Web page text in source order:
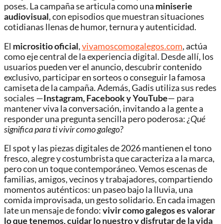
poses. La campaña se articula como una miniserie
audiovisual, con episodios que muestran situaciones
cotidianas llenas de humor, ternura y autenticidad.
El micrositio oficial,vivamoscomogalegos.com, actúa
como eje central de la experiencia digital. Desde allí, los
usuarios pueden ver el anuncio, descubrir contenido
exclusivo, participar en sorteos o conseguir la famosa
camiseta de la campaña. Además, Gadis utiliza sus redes
sociales —Instagram, Facebook y YouTube— para
mantener viva la conversación, invitando a la gente a
responder una pregunta sencilla pero poderosa:¿Qué
significa para ti vivir como galego?
El spot y las piezas digitales de 2026 mantienen el tono
fresco, alegre y costumbrista que caracteriza a la marca,
pero con un toque contemporáneo. Vemos escenas de
familias, amigos, vecinos y trabajadores, compartiendo
momentos auténticos: un paseo bajo la lluvia, una
comida improvisada, un gesto solidario. En cada imagen
late un mensaje de fondo:vivir como galegos es valorar
lo que tenemos, cuidar lo nuestro y disfrutar de la vida